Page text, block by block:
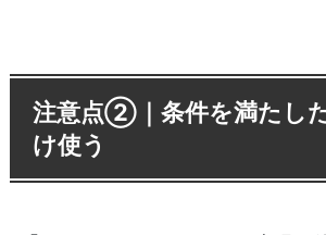
注意点②｜条件を満たし
け使う